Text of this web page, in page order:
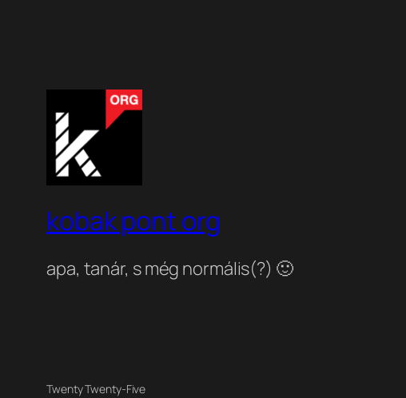
kobak pont org
apa, tanár, s még normális(?) 🙂
Twenty Twenty-Five